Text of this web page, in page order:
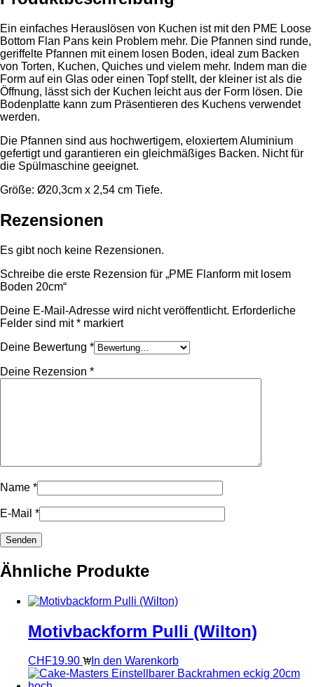
Ein einfaches Herauslösen von Kuchen ist mit den PME Loose
Bottom Flan Pans kein Problem mehr. Die Pfannen sind runde,
geriffelte Pfannen mit einem losen Boden, ideal zum Backen
von Torten, Kuchen, Quiches und vielem mehr. Indem man die
Form auf ein Glas oder einen Topf stellt, der kleiner ist als die
Öffnung, lässt sich der Kuchen leicht aus der Form lösen. Die
Bodenplatte kann zum Präsentieren des Kuchens verwendet
werden.
Die Pfannen sind aus hochwertigem, eloxiertem Aluminium
gefertigt und garantieren ein gleichmäßiges Backen. Nicht für
die Spülmaschine geeignet.
Größe: Ø20,3cm x 2,54 cm Tiefe.
Rezensionen
Es gibt noch keine Rezensionen.
Schreibe die erste Rezension für „PME Flanform mit losem
Boden 20cm“
Deine E-Mail-Adresse wird nicht veröffentlicht. Erforderliche
Felder sind mit* markiert
Deine Bewertung *
Deine Rezension *
Name *
E-Mail *
Ähnliche Produkte
Motivbackform Pulli (Wilton)
CHF19.90 In den Warenkorb